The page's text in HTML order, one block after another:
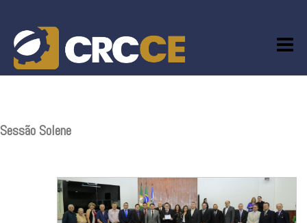
content
Sessão Solene